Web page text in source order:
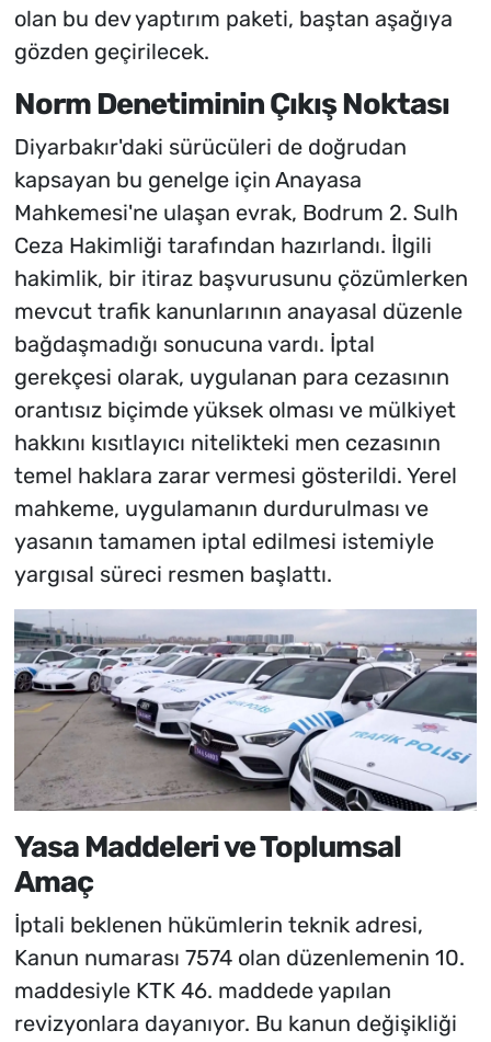
olan bu dev yaptırım paketi, baştan aşağıya
gözden geçirilecek.
Norm Denetiminin Çıkış Noktası
Diyarbakır'daki sürücüleri de doğrudan
kapsayan bu genelge için Anayasa
Mahkemesi'ne ulaşan evrak, Bodrum 2. Sulh
Ceza Hakimliği tarafından hazırlandı. İlgili
hakimlik, bir itiraz başvurusunu çözümlerken
mevcut trafik kanunlarının anayasal düzenle
bağdaşmadığı sonucuna vardı. İptal
gerekçesi olarak, uygulanan para cezasının
orantısız biçimde yüksek olması ve mülkiyet
hakkını kısıtlayıcı nitelikteki men cezasının
temel haklara zarar vermesi gösterildi. Yerel
mahkeme, uygulamanın durdurulması ve
yasanın tamamen iptal edilmesi istemiyle
yargısal süreci resmen başlattı.
Yasa Maddeleri ve Toplumsal
Amaç
İptali beklenen hükümlerin teknik adresi,
Kanun numarası 7574 olan düzenlemenin 10.
maddesiyle KTK 46. maddede yapılan
revizyonlara dayanıyor. Bu kanun değişikliği